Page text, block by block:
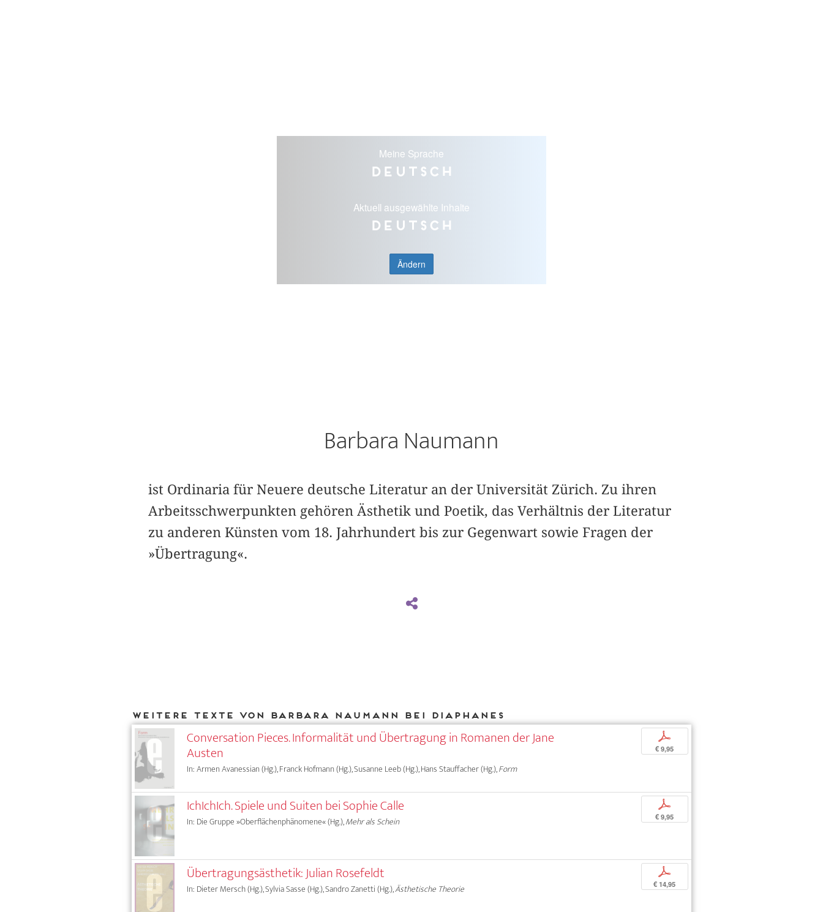
Meine Sprache
Deutsch
Aktuell ausgewählte Inhalte
Deutsch
Ändern
Barbara Naumann
ist Ordinaria für Neuere deutsche Literatur an der Universität Zürich. Zu ihren
Arbeitsschwerpunkten gehören Ästhetik und Poetik, das Verhältnis der Literatur
zu anderen Künsten vom 18. Jahrhundert bis zur Gegenwart sowie Fragen der
»Übertragung«.
Weitere Texte von Barbara Naumann bei DIAPHANES
Conversation Pieces. Informalität und Übertragung in Romanen der Jane
Austen
In: Armen Avanessian (Hg.), Franck Hofmann (Hg.), Susanne Leeb (Hg.), Hans Stauffacher (Hg.),Form
p
€ 9,95
IchIchIch. Spiele und Suiten bei Sophie Calle
In: Die Gruppe »Oberflächenphänomene« (Hg.),Mehr als Schein
p
€ 9,95
Übertragungsästhetik: Julian Rosefeldt
In: Dieter Mersch (Hg.), Sylvia Sasse (Hg.), Sandro Zanetti (Hg.),Ästhetische Theorie
p
€ 14,95